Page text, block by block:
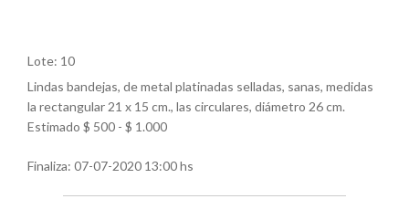
Lote: 10
Lindas bandejas, de metal platinadas selladas, sanas, medidas
la rectangular 21 x 15 cm., las circulares, diámetro 26 cm.
Estimado $ 500 - $ 1.000
Finaliza: 07-07-2020 13:00 hs